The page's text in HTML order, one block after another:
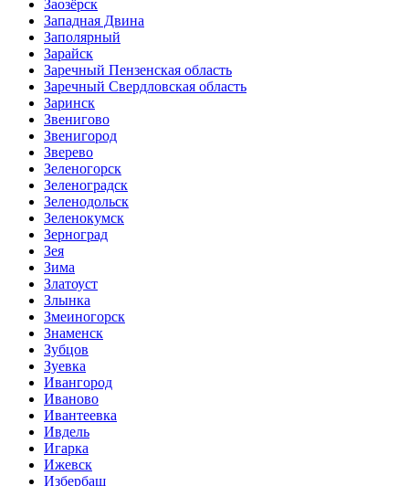
Заозёрск
Западная Двина
Заполярный
Зарайск
Заречный Пензенская область
Заречный Свердловская область
Заринск
Звенигово
Звенигород
Зверево
Зеленогорск
Зеленоградск
Зеленодольск
Зеленокумск
Зерноград
Зея
Зима
Златоуст
Злынка
Змеиногорск
Знаменск
Зубцов
Зуевка
Ивангород
Иваново
Ивантеевка
Ивдель
Игарка
Ижевск
Избербаш